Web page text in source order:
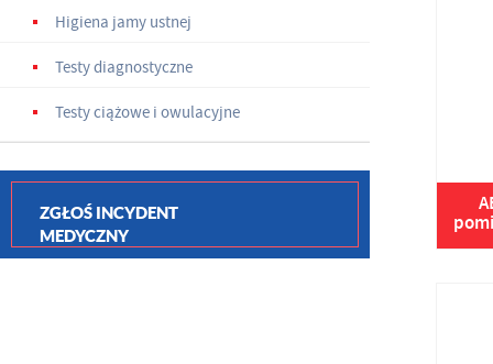
Higiena jamy ustnej
Testy diagnostyczne
Testy ciążowe i owulacyjne
ZGŁOŚ INCYDENT
MEDYCZNY